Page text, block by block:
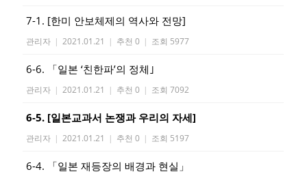
7-1. [한미 안보체제의 역사와 전망]
관리자 | 2021.01.21 | 추천 0 | 조회 5977
6-6. 「일본 ‘친한파’의 정체｣
관리자 | 2021.01.21 | 추천 0 | 조회 7092
6-5. [일본교과서 논쟁과 우리의 자세]
관리자 | 2021.01.21 | 추천 0 | 조회 5197
6-4. 「일본 재등장의 배경과 현실」